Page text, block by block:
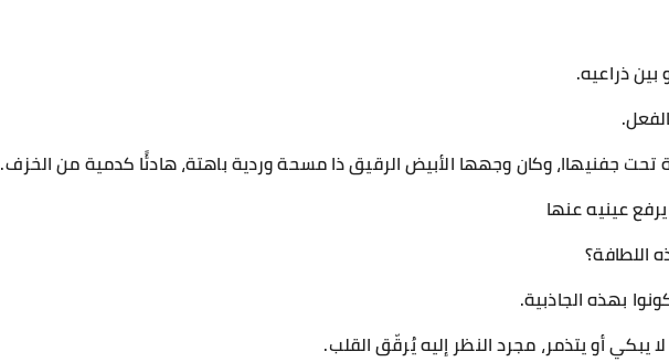
ذراعيه.
جفنيهاا، وكان وجهها الأبيض الرقيق ذا مسحة وردية باهتة، هادئًا كدمية من الخزف.
عينيه عنها
اللطافة؟
بهذه الجاذبية.
يبكي أو يتذمر، مجرد النظر إليه يُرقّق القلب.